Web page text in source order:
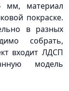
материал
покраске.
в разных
собрать,
входит ЛДСП
модель